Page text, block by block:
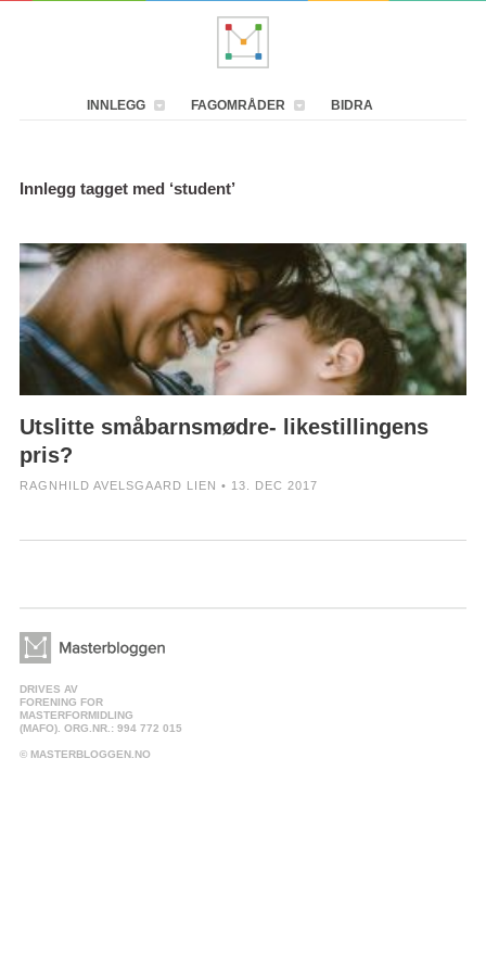
INNLEGG FAGOMRÅDER BIDRA
Innlegg tagget med ‘student’
Utslitte småbarnsmødre- likestillingens
pris?
RAGNHILD AVELSGAARD LIEN • 13. DEC 2017
DRIVES AV
FORENING FOR
MASTERFORMIDLING
(MAFO). ORG.NR.: 994 772 015
© MASTERBLOGGEN.NO